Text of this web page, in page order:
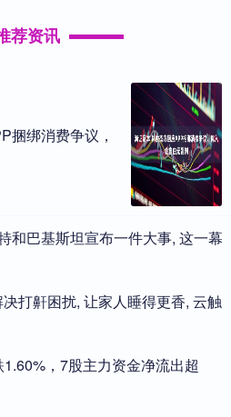
荐资讯
捆绑消费争议，
和巴基斯坦宣布一件大事, 这一幕
打鼾困扰, 让家人睡得更香, 云触
，7股主力资金净流出超